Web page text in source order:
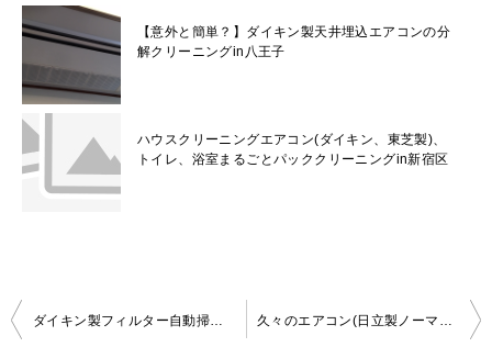
【意外と簡単？】ダイキン製天井埋込エアコンの分
解クリーニングin八王子
ハウスクリーニングエアコン(ダイキン、東芝製)、
トイレ、浴室まるごとパッククリーニングin新宿区
投